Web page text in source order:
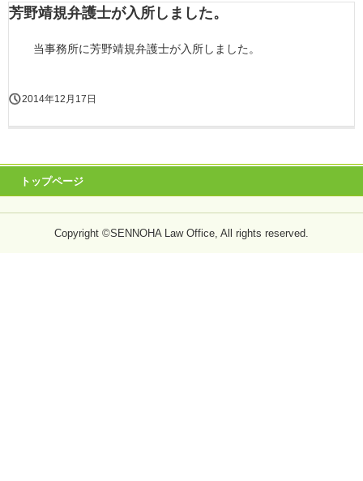
芳野靖規弁護士が入所しました。
当事務所に芳野靖規弁護士が入所しました。
2014年12月17日
トップページ
Copyright ©SENNOHA Law Office, All rights reserved.